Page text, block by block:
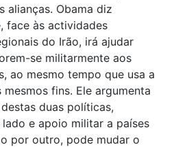
alianças. Obama diz
face às actividades
do Irão, irá ajudar
se militarmente aos
ao mesmo tempo que usa a
fins. Ele argumenta
duas políticas,
e apoio militar a países
por outro, pode mudar o